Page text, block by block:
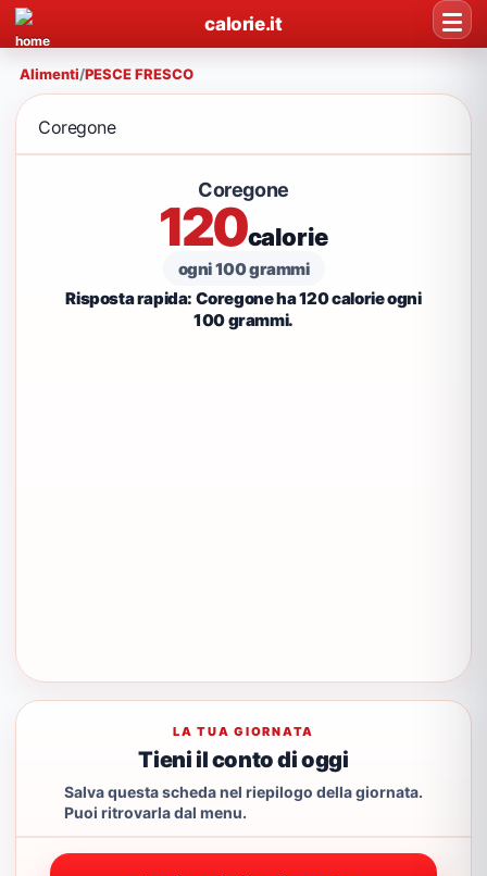
calorie.it
Alimenti/PESCE FRESCO
Coregone
Coregone
120calorie
ogni 100 grammi
Risposta rapida: Coregone ha 120 calorie ogni
100 grammi.
LA TUA GIORNATA
Tieni il conto di oggi
Salva questa scheda nel riepilogo della giornata.
Puoi ritrovarla dal menu.